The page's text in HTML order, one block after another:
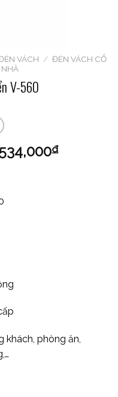
VÁCH / ĐÈN VÁCH CỔ
V-560
₫
khách, phòng ăn,